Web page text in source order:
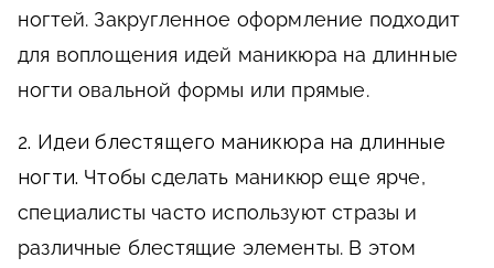
ногтей. Закругленное оформление подходит
для воплощения идей маникюра на длинные
ногти овальной формы или прямые.
2. Идеи блестящего маникюра на длинные
ногти. Чтобы сделать маникюр еще ярче,
специалисты часто используют стразы и
различные блестящие элементы. В этом